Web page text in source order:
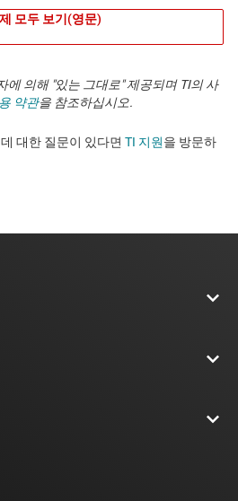
모두 보기(영문)
에 의해 "있는 그대로" 제공되며 TI의 사
약관을 참조하십시오.
대한 질문이 있다면 TI 지원을 방문하